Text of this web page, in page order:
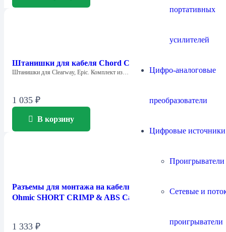
портативных
усилителей
Цифро-аналоговые
преобразователи
Цифровые источники
Сетевые и
проигрыватели
Штанишки для кабеля Chord Company Big Trousers
Штанишки для Clearway, Epic. Комплект из…
1 035 ₽
В корзину
Разъемы для монтажа на кабель Chord Company
Ohmic SHORT CRIMP & ABS Cap
1 333 ₽